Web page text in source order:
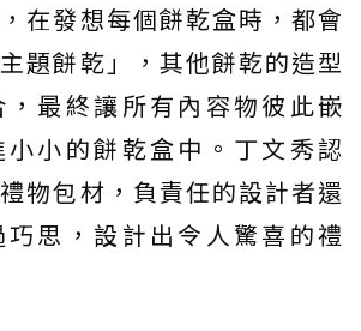
在發想每個餅乾盒時，都會
題餅乾」，其他餅乾的造型
，最終讓所有內容物彼此嵌
小的餅乾盒中。丁文秀認
物包材，負責任的設計者還
思，設計出令人驚喜的禮